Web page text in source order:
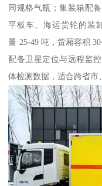
同规格气瓶；集装箱配
平板车、海运货轮的装
量 25-49 吨，货厢容积
配备卫星定位与远程监
体检测数据，适合跨省市